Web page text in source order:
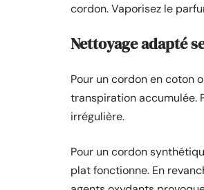
cordon. Vaporisez le
Nettoyage adapté
Pour un cordon en coton
transpiration accumulée.
irrégulière.
Pour un cordon
plat fonctionne. En